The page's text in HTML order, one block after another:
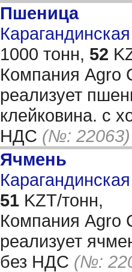
Пшеница
1000 тонн, 52
Компания Agro
реализует
клейковина. с
НДС (№: 22063)
Ячмень
51 KZT/тонн,
Компания Agro
реализует
без НДС (№: